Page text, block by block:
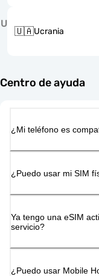
U
🇺🇦Ucrania
Centro de ayuda
¿Mi teléfono es
¿Puedo usar mi SIM
Ya tengo una eSIM
servicio?
¿Puedo usar Mobile